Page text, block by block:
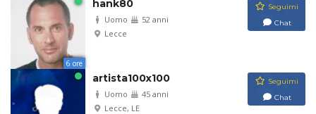
6 ore
hank80
Uomo
52 anni
Lecce
Seguimi
Chat
artista100x100
Uomo
45 anni
Lecce, LE
Seguimi
Chat